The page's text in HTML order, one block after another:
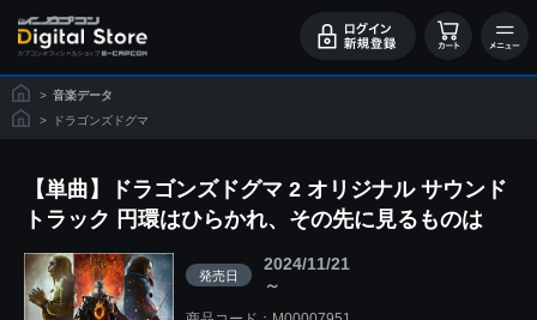
> 音楽データ
>
ドラゴンズドグマ
【単曲】ドラゴンズドグマ 2 オリジナル サウンド
トラック 円環はひらかれ、その先に見るものは
発売日
2024/11/21
～